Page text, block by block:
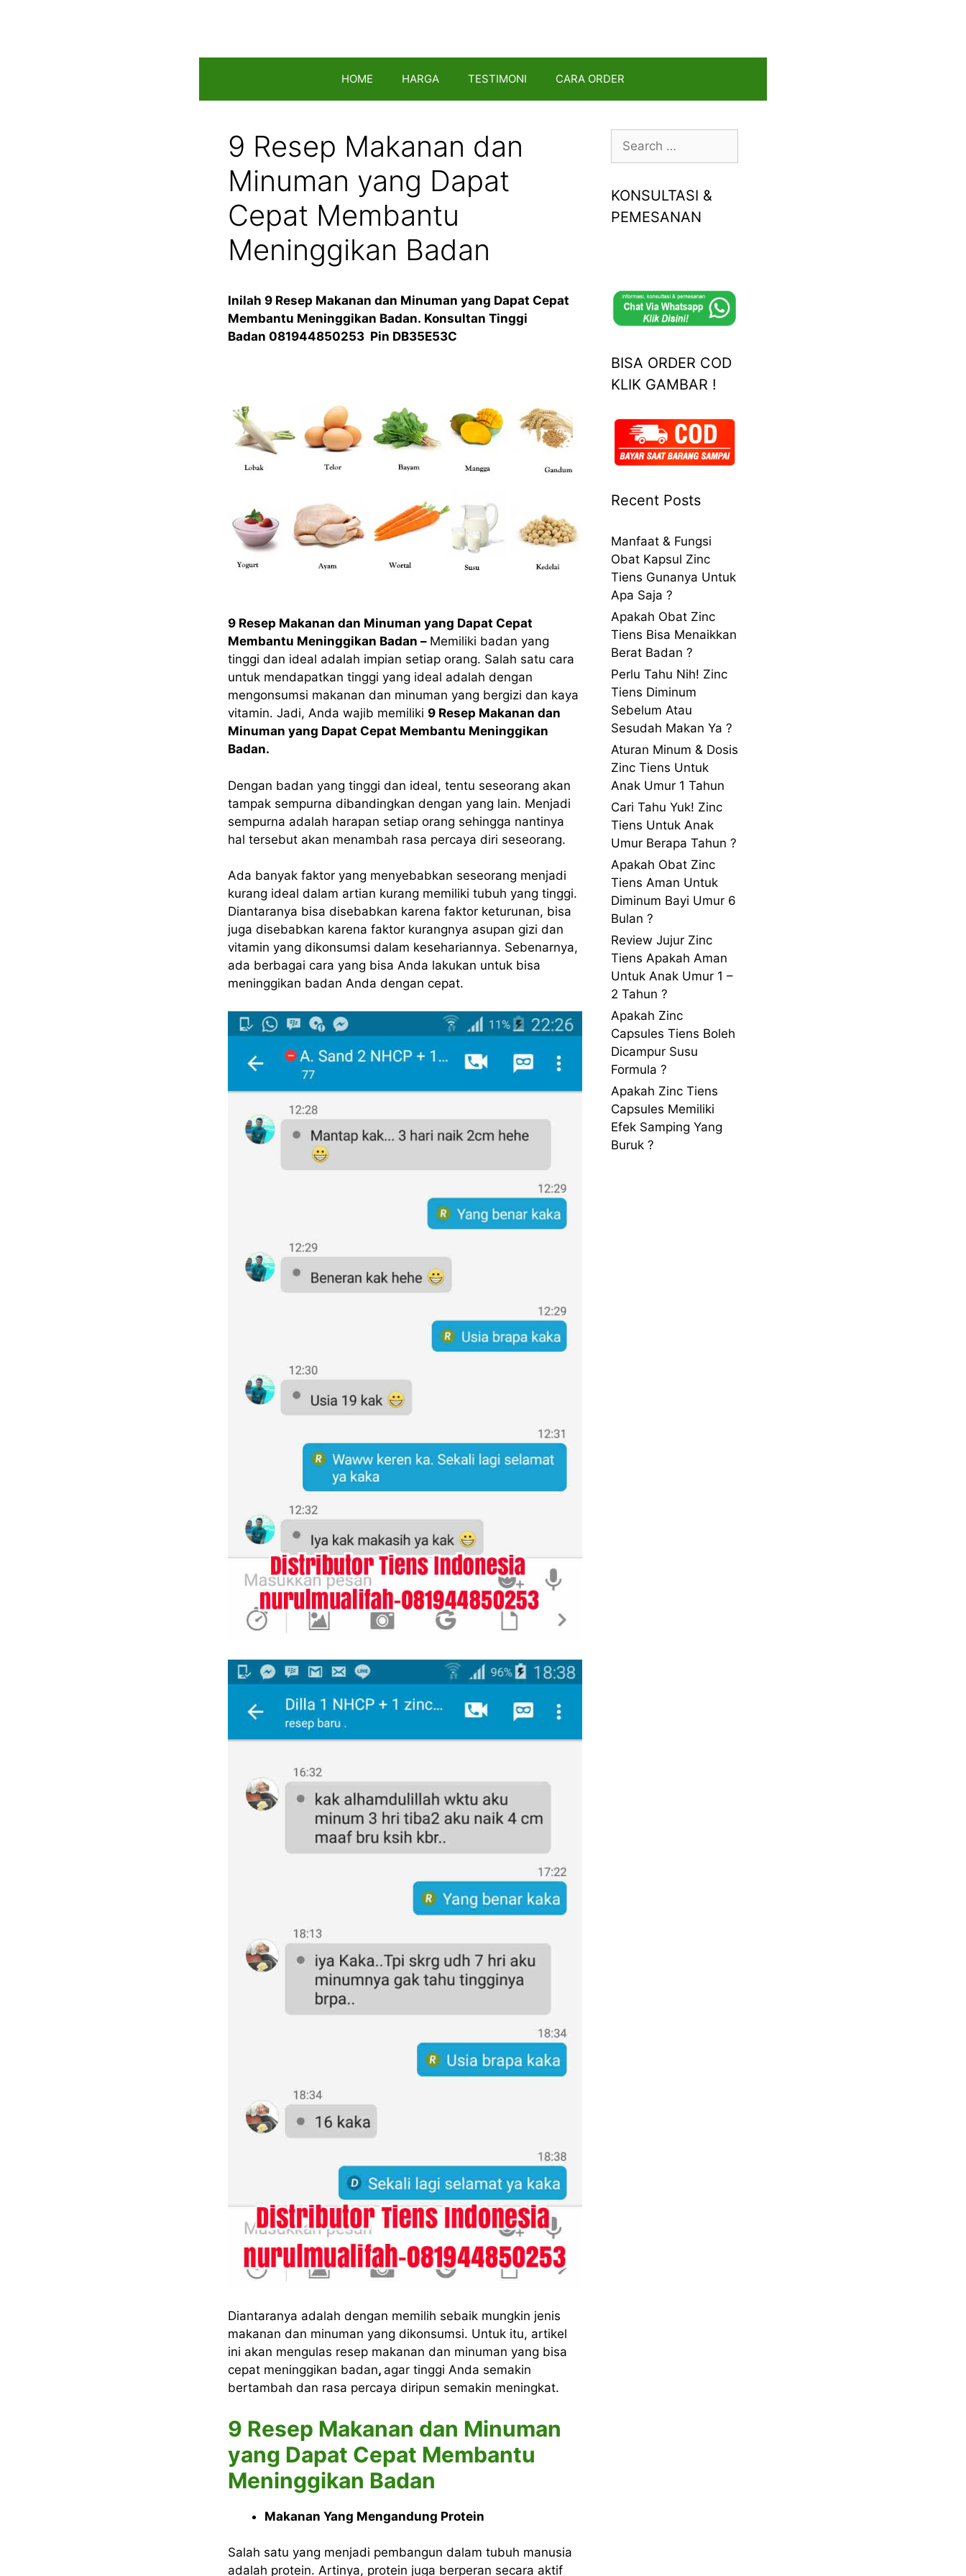
HOME HARGA TESTIMONI CARA ORDER
9 Resep Makanan dan
Minuman yang Dapat
Cepat Membantu
Meninggikan Badan
Inilah 9 Resep Makanan dan Minuman yang Dapat Cepat
Membantu Meninggikan Badan. Konsultan Tinggi
Badan 081944850253 Pin DB35E53C
9 Resep Makanan dan Minuman yang Dapat Cepat
Membantu Meninggikan Badan – Memiliki badan yang
tinggi dan ideal adalah impian setiap orang. Salah satu cara
untuk mendapatkan tinggi yang ideal adalah dengan
mengonsumsi makanan dan minuman yang bergizi dan kaya
vitamin. Jadi, Anda wajib memiliki 9 Resep Makanan dan
Minuman yang Dapat Cepat Membantu Meninggikan
Badan.
Dengan badan yang tinggi dan ideal, tentu seseorang akan
tampak sempurna dibandingkan dengan yang lain. Menjadi
sempurna adalah harapan setiap orang sehingga nantinya
hal tersebut akan menambah rasa percaya diri seseorang.
Ada banyak faktor yang menyebabkan seseorang menjadi
kurang ideal dalam artian kurang memiliki tubuh yang tinggi.
Diantaranya bisa disebabkan karena faktor keturunan, bisa
juga disebabkan karena faktor kurangnya asupan gizi dan
vitamin yang dikonsumsi dalam kesehariannya. Sebenarnya,
ada berbagai cara yang bisa Anda lakukan untuk bisa
meninggikan badan Anda dengan cepat.
Diantaranya adalah dengan memilih sebaik mungkin jenis
makanan dan minuman yang dikonsumsi. Untuk itu, artikel
ini akan mengulas resep makanan dan minuman yang bisa
cepat meninggikan badan, agar tinggi Anda semakin
bertambah dan rasa percaya diripun semakin meningkat.
9 Resep Makanan dan Minuman
yang Dapat Cepat Membantu
Meninggikan Badan
Makanan Yang Mengandung Protein
Salah satu yang menjadi pembangun dalam tubuh manusia
adalah protein. Artinya, protein juga berperan secara aktif
Search
for:
KONSULTASI &
PEMESANAN
BISA ORDER COD
KLIK GAMBAR !
Recent Posts
Manfaat & Fungsi
Obat Kapsul Zinc
Tiens Gunanya Untuk
Apa Saja ?
Apakah Obat Zinc
Tiens Bisa Menaikkan
Berat Badan ?
Perlu Tahu Nih! Zinc
Tiens Diminum
Sebelum Atau
Sesudah Makan Ya ?
Aturan Minum & Dosis
Zinc Tiens Untuk
Anak Umur 1 Tahun
Cari Tahu Yuk! Zinc
Tiens Untuk Anak
Umur Berapa Tahun ?
Apakah Obat Zinc
Tiens Aman Untuk
Diminum Bayi Umur 6
Bulan ?
Review Jujur Zinc
Tiens Apakah Aman
Untuk Anak Umur 1 –
2 Tahun ?
Apakah Zinc
Capsules Tiens Boleh
Dicampur Susu
Formula ?
Apakah Zinc Tiens
Capsules Memiliki
Efek Samping Yang
Buruk ?